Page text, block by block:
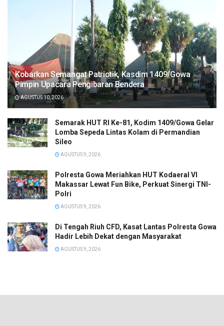
Kobarkan Semangat Patriotik, Kasdim 1409/Gowa
Pimpin Upacara Pengibaran Bendera
AGUSTUS 10, 2026
Semarak HUT RI Ke-81, Kodim 1409/Gowa Gelar
Lomba Sepeda Lintas Kolam di Permandian
Sileo
AGUSTUS 9, 2026
Polresta Gowa Meriahkan HUT Kodaeral VI
Makassar Lewat Fun Bike, Perkuat Sinergi TNI-
Polri
AGUSTUS 9, 2026
Di Tengah Riuh CFD, Kasat Lantas Polresta Gowa
Hadir Lebih Dekat dengan Masyarakat
AGUSTUS 9, 2026